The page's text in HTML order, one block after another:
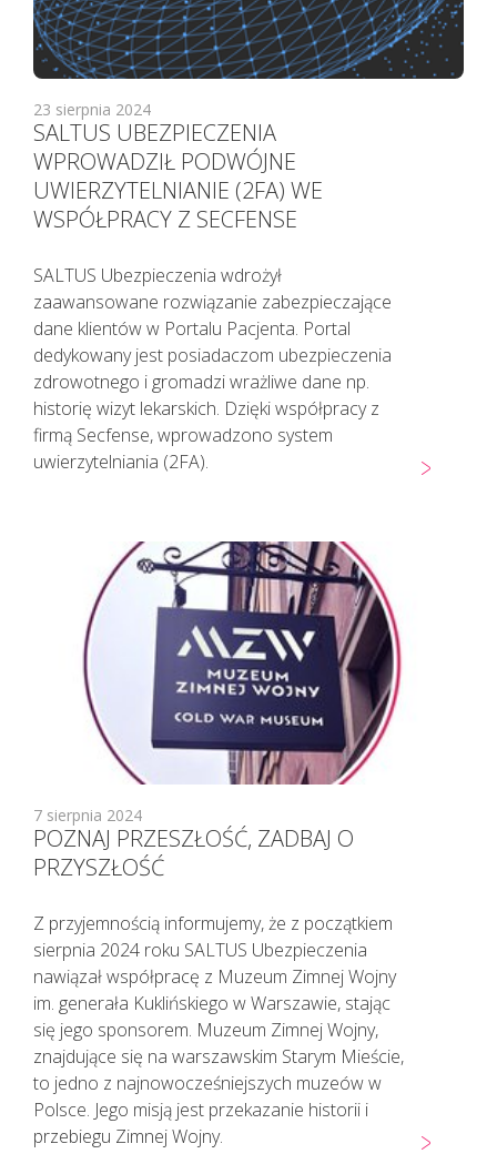
Pacjenci z objawami infekcji lub
podejrzani o zakażenie
koronawirusem SARS CoV-2
TELEFONICZNIE przełożyli poradę
specjalistyczną na inny termin.
wizyty u lekarza należy najpierw
udzielić TELEPORADY. Tylko w
sytuacjach kiedy jest to niezbędne,
pacjent powinien zostać umówiony
na konkretną godzinę do lekarza.
Lekarz udzielający TELEPORADY na
podstawie przeprowadzonego
wywiadu medycznego i oceny stanu
zdrowia pacjenta ma możliwość
23 sierpnia 2024
SALTUS UBEZPIECZENIA
WPROWADZIŁ PODWÓJNE
UWIERZYTELNIANIE (2FA) WE
WSPÓŁPRACY Z SECFENSE
SALTUS Ubezpieczenia wdrożył
zaawansowane rozwiązanie zabezpieczające
dane klientów w Portalu Pacjenta. Portal
dedykowany jest posiadaczom ubezpieczenia
zdrowotnego i gromadzi wrażliwe dane np.
historię wizyt lekarskich. Dzięki współpracy z
firmą Secfense, wprowadzono system
uwierzytelniania (2FA).
7 sierpnia 2024
POZNAJ PRZESZŁOŚĆ, ZADBAJ O
PRZYSZŁOŚĆ
Z przyjemnością informujemy, że z początkiem
sierpnia 2024 roku SALTUS Ubezpieczenia
nawiązał współpracę z Muzeum Zimnej Wojny
im. generała Kuklińskiego w Warszawie, stając
się jego sponsorem. Muzeum Zimnej Wojny,
znajdujące się na warszawskim Starym Mieście,
to jedno z najnowocześniejszych muzeów w
Polsce. Jego misją jest przekazanie historii i
przebiegu Zimnej Wojny.